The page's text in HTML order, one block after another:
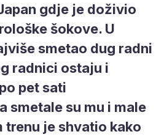
gdje je doživio
šokove. U
smetao dug radni
radnici ostaju i
pet sati
smetale su mu i male
trenu je shvatio kako